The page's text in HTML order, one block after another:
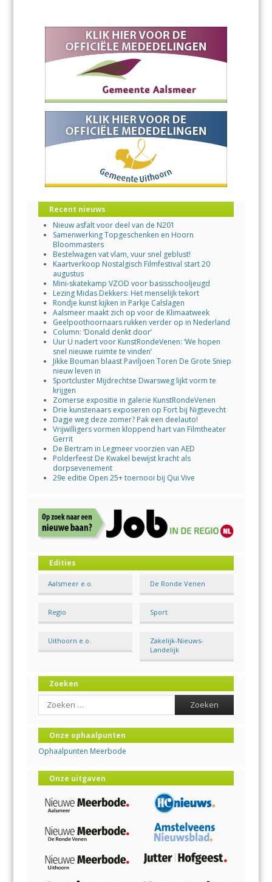
Recent nieuws
Nieuw asfalt voor deel van de N201
Samenwerking Topgeschenken en Hoorn
Bloommasters
Bestelwagen vat vlam, vuur snel geblust!
Kaartverkoop Nostalgisch Filmfestival start 20
augustus
Mini-skatekamp VZOD voor basisschooljeugd
Lezing Midas Dekkers: Het menselijk tekort
Rondje kunst kijken in Parkje Calslagen
Aalsmeer maakt zich op voor de Klimaatweek
Geelpoothoornaars rukken verder op in Nederland
Column: ‘Donald denkt door’
Uur U nadert voor KunstRondeVenen: ‘We hopen
snel nieuwe ruimte te vinden’
Jikke Bouman blaast Paviljoen Toren De Grote Sniep
nieuw leven in
Sportcluster Mijdrechtse Dwarsweg lijkt vorm te
krijgen
Zomerse expositie in galerie KunstRondeVenen
Drie kunstenaars exposeren op Fort bij Nigtevecht
Dagje weg deze zomer? Pak een deelauto!
Vrijwilligers vormen kloppend hart van Filmtheater
Gerrit
De Bertram in Legmeer voorzien van AED
Polderfeest De Kwakel bewijst kracht als
dorpsevenement
29e editie Open 25+ toernooi bij Qui Vive
Edities
Aalsmeer e.o. De Ronde Venen
Regio Sport
Uithoorn e.o.
Zakelijk-Nieuws-
Landelijk
Zoeken
Search
Onze ophaalpunten
Ophaalpunten Meerbode
Onze uitgaven